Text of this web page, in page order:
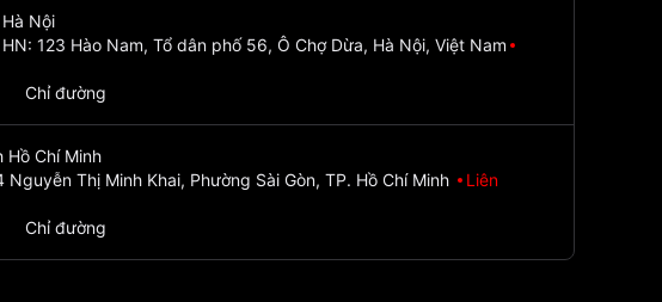
Nội
123 Hào Nam, Tổ dân phố 56, Ô Chợ Dừa, Hà Nội, Việt Nam
Chỉ đường
Hồ Chí Minh
Nguyễn Thị Minh Khai, Phường Sài Gòn, TP. Hồ Chí Minh
Liên
Chỉ đường